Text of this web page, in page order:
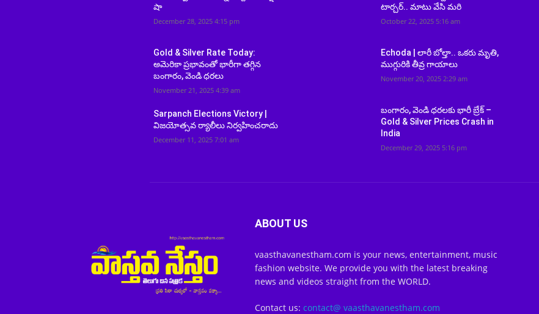
షా
December 28, 2025 4:15 pm
Gold & Silver Rate Today:
అమెరికా ప్రభావంతో భారీగా తగ్గిన
బంగారం, వెండి ధరలు
November 21, 2025 4:39 am
Sarpanch Elections Victory |
విజయోత్సవ ర్యాలీలు నిర్వహించరాదు
December 11, 2025 7:01 am
టార్చర్.. మాటు వేసి మరి
October 22, 2025 5:16 am
Echoda | లారీ బోల్తా.. ఒకరు మృతి,
ముగ్గురికి తీవ్ర గాయాలు
November 20, 2025 2:29 am
బంగారం, వెండి ధరలకు భారీ బ్రేక్ –
Gold & Silver Prices Crash in
India
December 29, 2025 5:16 pm
ABOUT US
vaasthavanestham.com is your news, entertainment, music
fashion website. We provide you with the latest breaking
news and videos straight from the WORLD.
Contact us: contact@ vaasthavanestham.com